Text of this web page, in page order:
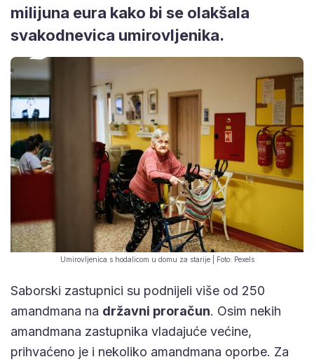
milijuna eura kako bi se olakšala
svakodnevica umirovljenika.
Umirovljenica s hodalicom u domu za starije | Foto: Pexels
Saborski zastupnici su podnijeli više od 250
amandmana na državni proračun. Osim nekih
amandmana zastupnika vladajuće većine,
prihvaćeno je i nekoliko amandmana oporbe. Za